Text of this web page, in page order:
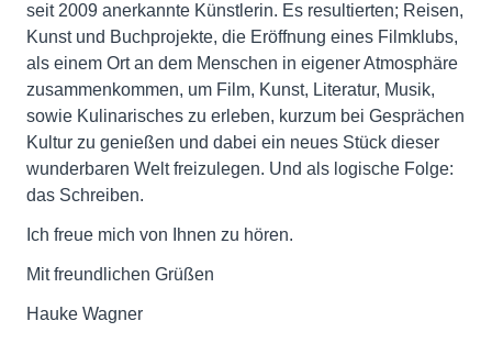
seit 2009 anerkannte Künstlerin. Es resultierten; Reisen,
Kunst und Buchprojekte, die Eröffnung eines Filmklubs,
als einem Ort an dem Menschen in eigener Atmosphäre
zusammenkommen, um Film, Kunst, Literatur, Musik,
sowie Kulinarisches zu erleben, kurzum bei Gesprächen
Kultur zu genießen und dabei ein neues Stück dieser
wunderbaren Welt freizulegen. Und als logische Folge:
das Schreiben.
Ich freue mich von Ihnen zu hören.
Mit freundlichen Grüßen
Hauke Wagner